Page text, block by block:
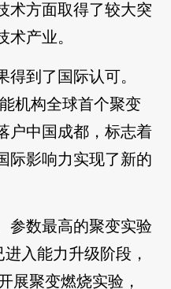
术方面取得了较大突
产业。
到了国际认可。
机构全球首个聚变
户中国成都，标志着
际影响力实现了新的
参数最高的聚变实验
入能力升级阶段，
展聚变燃烧实验，